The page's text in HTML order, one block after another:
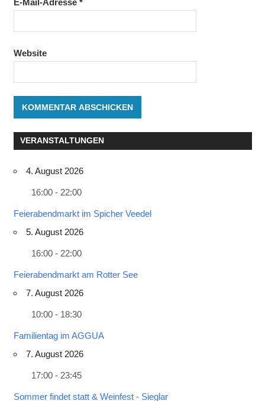
E-Mail-Adresse *
Website
VERANSTALTUNGEN
4. August 2026
16:00 - 22:00
Feierabendmarkt im Spicher Veedel
5. August 2026
16:00 - 22:00
Feierabendmarkt am Rotter See
7. August 2026
10:00 - 18:30
Familientag im AGGUA
7. August 2026
17:00 - 23:45
Sommer findet statt & Weinfest - Sieglar